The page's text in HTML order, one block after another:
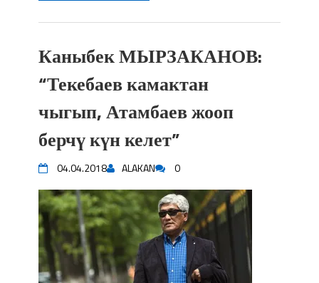
Каныбек МЫРЗАКАНОВ:
“Текебаев камактан
чыгып, Атамбаев жооп
берчү күн келет”
04.04.2018 ALAKAN 0